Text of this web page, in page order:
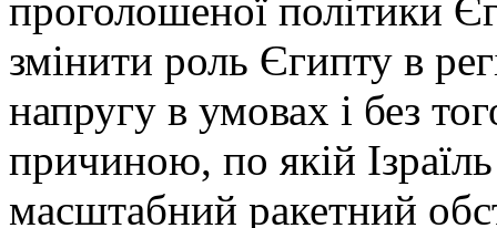
проголошеної політики
змінити роль Єгипту в
напругу в умовах і без
причиною, по якій
масштабний ракетний